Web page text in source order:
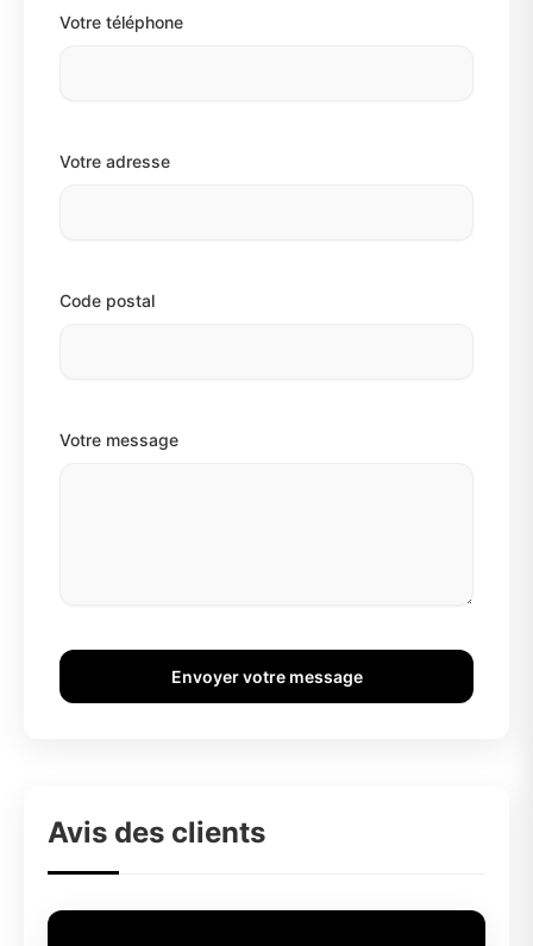
Votre téléphone
Votre adresse
Code postal
Votre message
Envoyer votre message
Avis des clients